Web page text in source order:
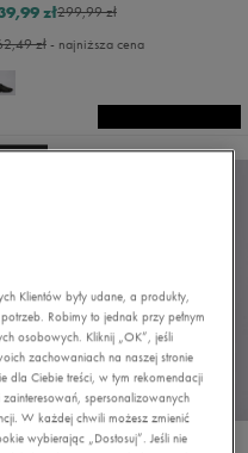
299,99 zł
zł
zł- najniższa cena
DO -30%
STREETTALK
Klientów były udane, a produkty,
Robimy to jednak przy pełnym
osobowych. Kliknij „OK”, jeśli
zachowaniach na naszej stronie
dla Ciebie treści, w tym rekomendacji
spersonalizowanych
W każdej chwili możesz zmienić
wybierając „Dostosuj”. Jeśli nie